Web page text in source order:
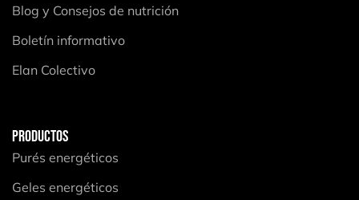
Blog y Consejos de nutrición
Boletín informativo
Elan Colectivo
PRODUCTOS
Purés energéticos
Geles energéticos